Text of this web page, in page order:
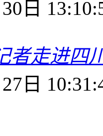
日
者走进四
日